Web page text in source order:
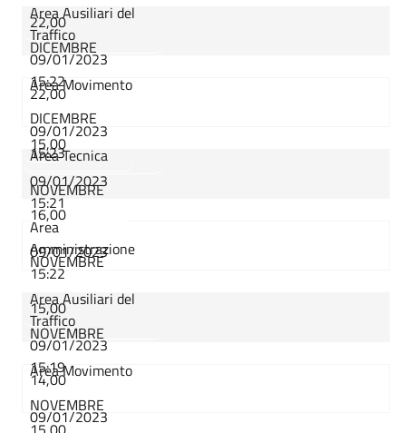
22,00
09/01/2023
15:22
Area Ausiliari del
Traffico
22,00
09/01/2023
15:23
DICEMBRE
Area Movimento
15,00
09/01/2023
15:21
DICEMBRE
Area Tecnica
16,00
09/01/2023
15:22
NOVEMBRE
Area
Amministrazione
15,00
09/01/2023
15:19
NOVEMBRE
Area Ausiliari del
Traffico
14,00
09/01/2023
NOVEMBRE
Area Movimento
NOVEMBRE